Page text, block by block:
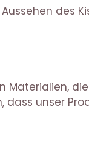
des
dass unser